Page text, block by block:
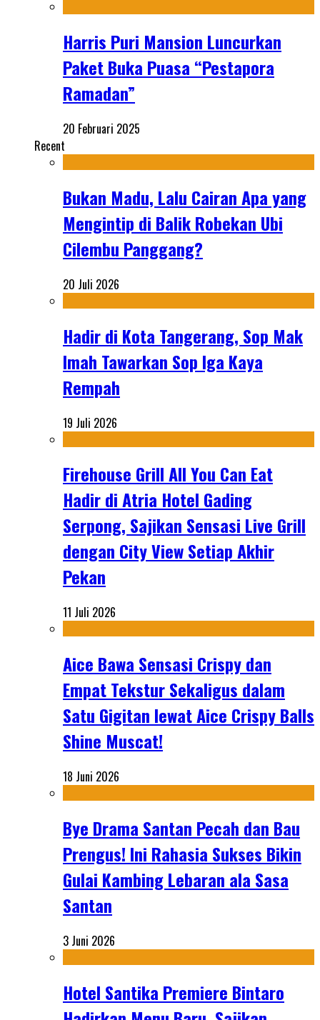
Harris Puri Mansion Luncurkan
Paket Buka Puasa “Pestapora
Ramadan”
20 Februari 2025
Recent
Bukan Madu, Lalu Cairan Apa yang
Mengintip di Balik Robekan Ubi
Cilembu Panggang?
20 Juli 2026
Hadir di Kota Tangerang, Sop Mak
Imah Tawarkan Sop Iga Kaya
Rempah
19 Juli 2026
Firehouse Grill All You Can Eat
Hadir di Atria Hotel Gading
Serpong, Sajikan Sensasi Live Grill
dengan City View Setiap Akhir
Pekan
11 Juli 2026
Aice Bawa Sensasi Crispy dan
Empat Tekstur Sekaligus dalam
Satu Gigitan lewat Aice Crispy Balls
Shine Muscat!
18 Juni 2026
Bye Drama Santan Pecah dan Bau
Prengus! Ini Rahasia Sukses Bikin
Gulai Kambing Lebaran ala Sasa
Santan
3 Juni 2026
Hotel Santika Premiere Bintaro